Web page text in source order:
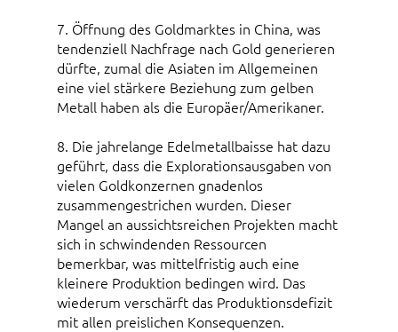
7. Öffnung des Goldmarktes in China, was
tendenziell Nachfrage nach Gold generieren
dürfte, zumal die Asiaten im Allgemeinen
eine viel stärkere Beziehung zum gelben
Metall haben als die Europäer/Amerikaner.
8. Die jahrelange Edelmetallbaisse hat dazu
geführt, dass die Explorationsausgaben von
vielen Goldkonzernen gnadenlos
zusammengestrichen wurden. Dieser
Mangel an aussichtsreichen Projekten macht
sich in schwindenden Ressourcen
bemerkbar, was mittelfristig auch eine
kleinere Produktion bedingen wird. Das
wiederum verschärft das Produktionsdefizit
mit allen preislichen Konsequenzen.